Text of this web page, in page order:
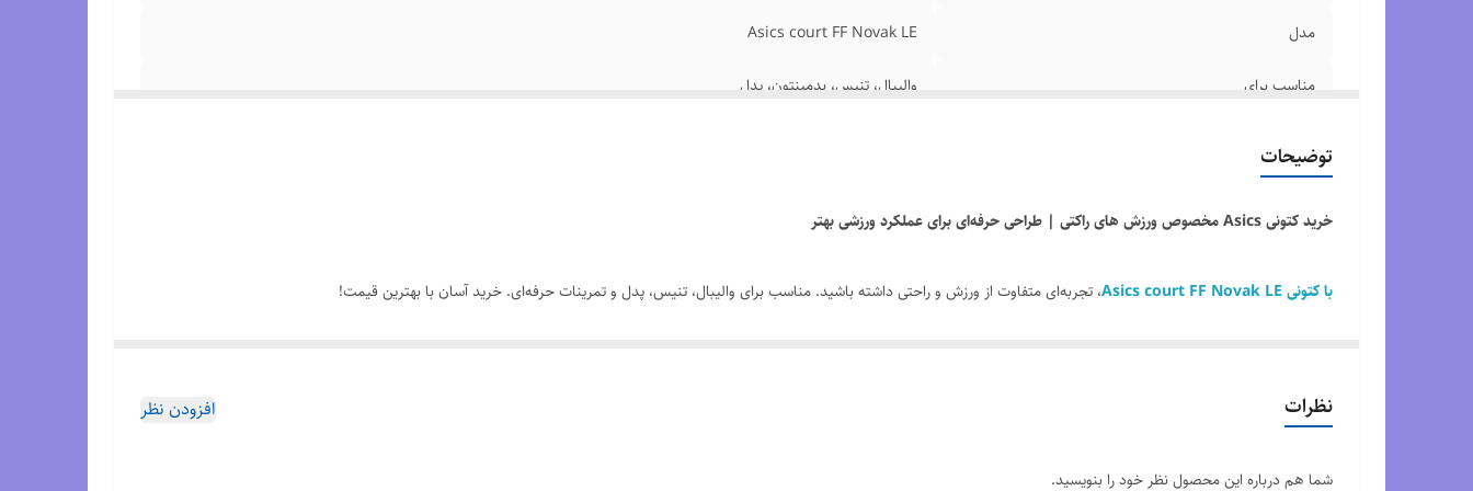
مدل Asics court FF Novak LE
مناسب برای والیبال، تنیس، بدمینتون، پدل
سایزبندی محصول 40/41/42/43/44/45
توضیحات
خرید کتونی Asics مخصوص ورزش های راکتی | طراحی حرفه‌ای برای عملکرد ورزشی بهتر
با کتونی Asics court FF Novak LE ، تجربه‌ای متفاوت از ورزش و راحتی داشته باشید. مناسب برای والیبال، تنیس، پدل و تمرینات حرفه‌ای. خرید آسان با بهترین قیمت!
اگر به‌دنبال یک کفش حرفه‌ای برای ورزش‌های پرتحرک مثل تنیس، بدمینتون یا پدل هستید، این مدل کتونی Asics court FF Novak LE انتخابی بی‌نظیر برای شماست. طراحی این کفش با بهره‌گیری از
فناوری‌های روز دنیا، عملکرد و راحتی را به‌طور هم‌زمان در اختیار ورزشکار قرار می‌دهد.
نظرات افزودن نظر
شما هم درباره این محصول نظر خود را بنویسید.